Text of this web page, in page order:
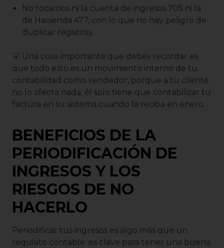
No tocamos ni la cuenta de ingresos 705 ni la
de Hacienda 477, con lo que no hay peligro de
duplicar registros.
💡 Una cosa importante que debes recordar es
que todo esto es un movimiento interno de tu
contabilidad como vendedor, porque a tu cliente
no lo afecta nada; él solo tiene que contabilizar tu
factura en su sistema cuando la reciba en enero.
BENEFICIOS DE LA
PERIODIFICACIÓN DE
INGRESOS Y LOS
RIESGOS DE NO
HACERLO
Periodificar tus ingresos es algo más que un
requisito contable: es clave para tener una buena